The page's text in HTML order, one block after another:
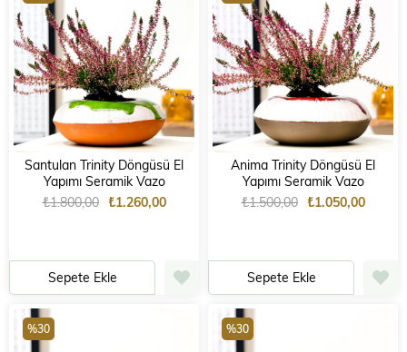
Santulan Trinity Döngüsü El
Yapımı Seramik Vazo
₺1.260,00
₺1.800,00
Sepete Ekle
Anima Trinity Döngüsü El
Yapımı Seramik Vazo
₺1.050,00
₺1.500,00
Sepete Ekle
%30 %30